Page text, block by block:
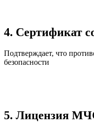
4. Сертификат
Подтверждает, что
безопасности
5. Лицензия